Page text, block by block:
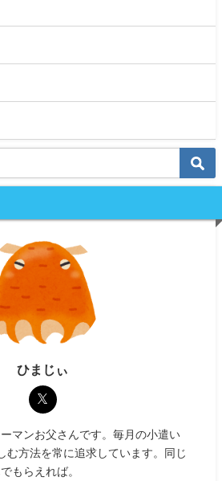
ひまじぃ
マンお父さんです。毎月の小遣い
む方法を常に追求しています。同じ
もらえれば。